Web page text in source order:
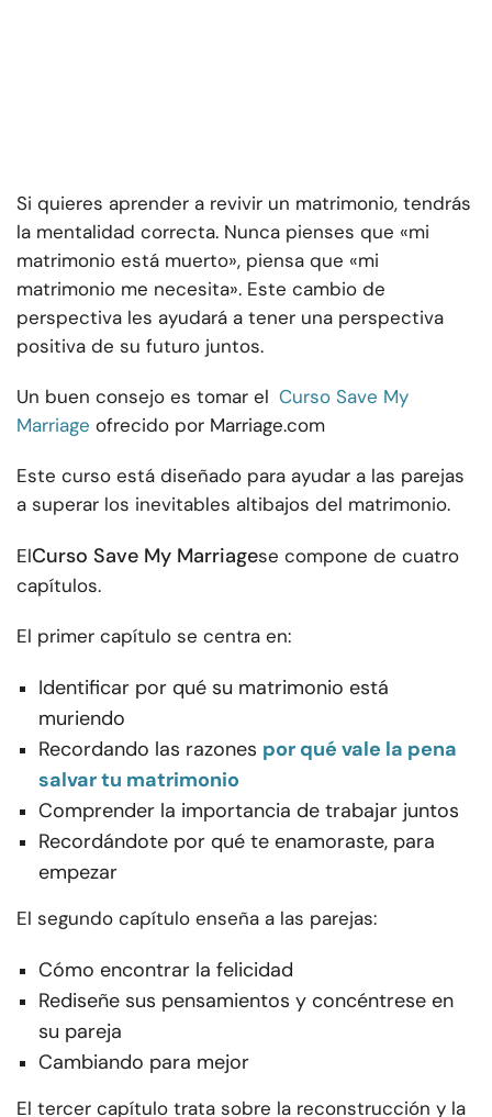
Si quieres aprender a revivir un matrimonio, tendrás
la mentalidad correcta. Nunca pienses que «mi
matrimonio está muerto», piensa que «mi
matrimonio me necesita». Este cambio de
perspectiva les ayudará a tener una perspectiva
positiva de su futuro juntos.
Un buen consejo es tomar el Curso Save My
Marriage ofrecido por Marriage.com
Este curso está diseñado para ayudar a las parejas
a superar los inevitables altibajos del matrimonio.
ElCurso Save My Marriagese compone de cuatro
capítulos.
El primer capítulo se centra en:
Identificar por qué su matrimonio está
muriendo
Recordando las razones por qué vale la pena
salvar tu matrimonio
Comprender la importancia de trabajar juntos
Recordándote por qué te enamoraste, para
empezar
El segundo capítulo enseña a las parejas:
Cómo encontrar la felicidad
Rediseñe sus pensamientos y concéntrese en
su pareja
Cambiando para mejor
El tercer capítulo trata sobre la reconstrucción y la